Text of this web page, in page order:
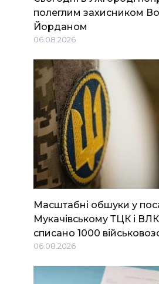
полеглим захисником
Йорданом
06.08.2026
Масштабні обшуки у
Мукачівському ТЦК і
списано 1000
06.08.2026